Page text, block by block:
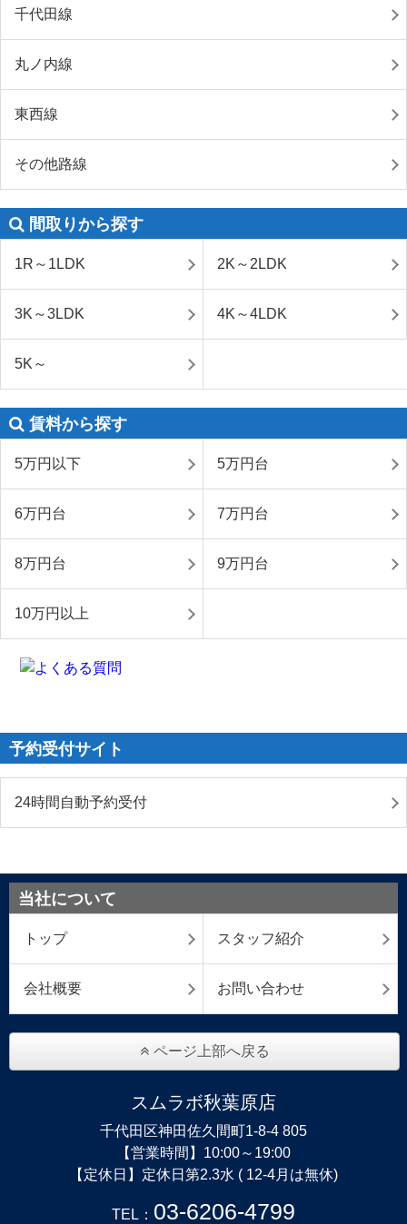
千代田線
丸ノ内線
東西線
その他路線
間取りから探す
1R～1LDK 2K～2LDK
3K～3LDK 4K～4LDK
5K～
賃料から探す
5万円以下 5万円台
6万円台 7万円台
8万円台 9万円台
10万円以上
予約受付サイト
24時間自動予約受付
当社について
トップ スタッフ紹介
会社概要 お問い合わせ
ページ上部へ戻る
スムラボ秋葉原店
千代田区神田佐久間町1-8-4 805
【営業時間】10:00～19:00
【定休日】定休日第2.3水 ( 12-4月は無休)
TEL： 03-6206-4799